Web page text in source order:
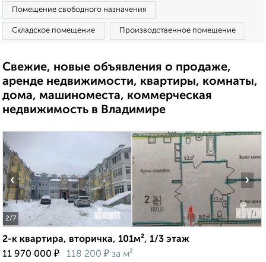
Помещение свободного назначения
Складское помещение Производственное помещение
Свежие, новые объявления о продаже,
аренде недвижимости, квартиры, комнаты,
дома, машиноместа, коммерческая
недвижимость в Владимире
2/7
‹ ›
2-к квартира, вторичка, 101м², 1/3 этаж
11 970 000 ₽ 118 200 ₽ за м²